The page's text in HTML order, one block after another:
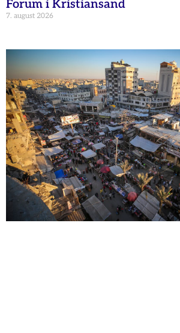
Forum i Kristiansand
7. august 2026